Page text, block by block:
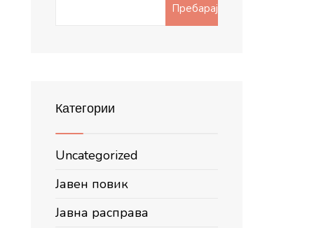
Пребарај
Категории
Uncategorized
Јавен повик
Јавна расправа